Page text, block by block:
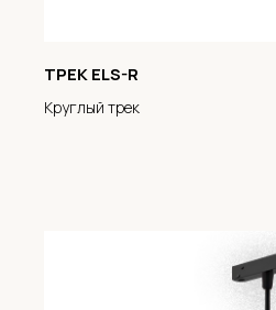
ТРЕК ELS-R
Круглый трек